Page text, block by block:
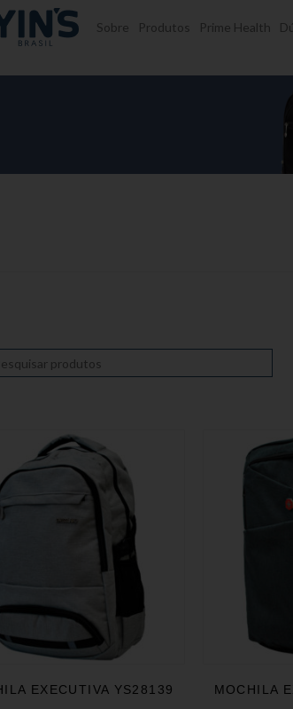
Sobre Produtos Prime Health
EXECUTIVA YS28139 MOCHILA